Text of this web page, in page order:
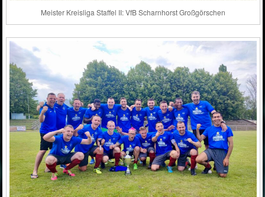
Meister Kreisliga Staffel II: VfB Scharnhorst Großgörschen